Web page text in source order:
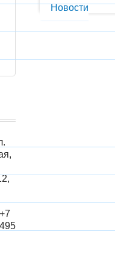
Новости